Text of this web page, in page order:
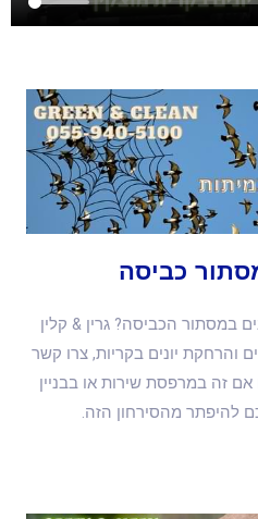
כביסה
במסתור הכביסה? גרין & קלין
והרחקת יונים בקריות, צרו קשר
זה במרפסת שירות או בבניין
להיפתר מהסירחון הזה.